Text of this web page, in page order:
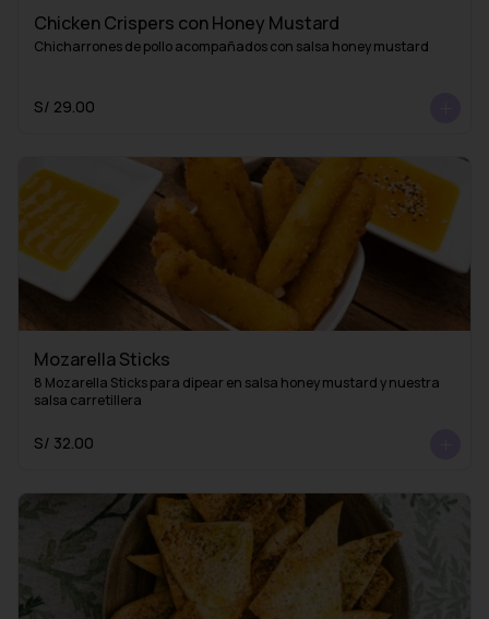
Chicken Crispers con Honey Mustard
Chicharrones de pollo acompañados con salsa honey mustard
S/ 29.00
Mozarella Sticks
8 Mozarella Sticks para dipear en salsa honey mustard y nuestra
salsa carretillera
S/ 32.00